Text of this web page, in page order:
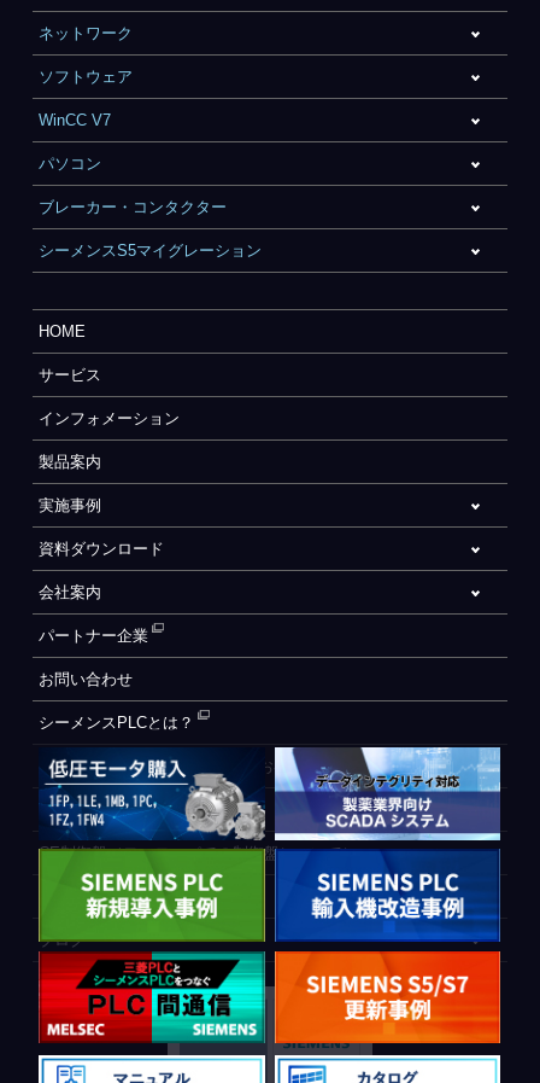
ネットワーク
ソフトウェア
WinCC V7
パソコン
ブレーカー・コンタクター
シーメンスS5マイグレーション
HOME
サービス
インフォメーション
製品案内
実施事例
資料ダウンロード
会社案内
パートナー企業
お問い合わせ
シーメンスPLCとは？
自動化設備をご検討されているお客様へ
WEB会員登録フォーム
CE制御盤（ヨーロッパでの制御盤について）
PLC間通信
ブログ